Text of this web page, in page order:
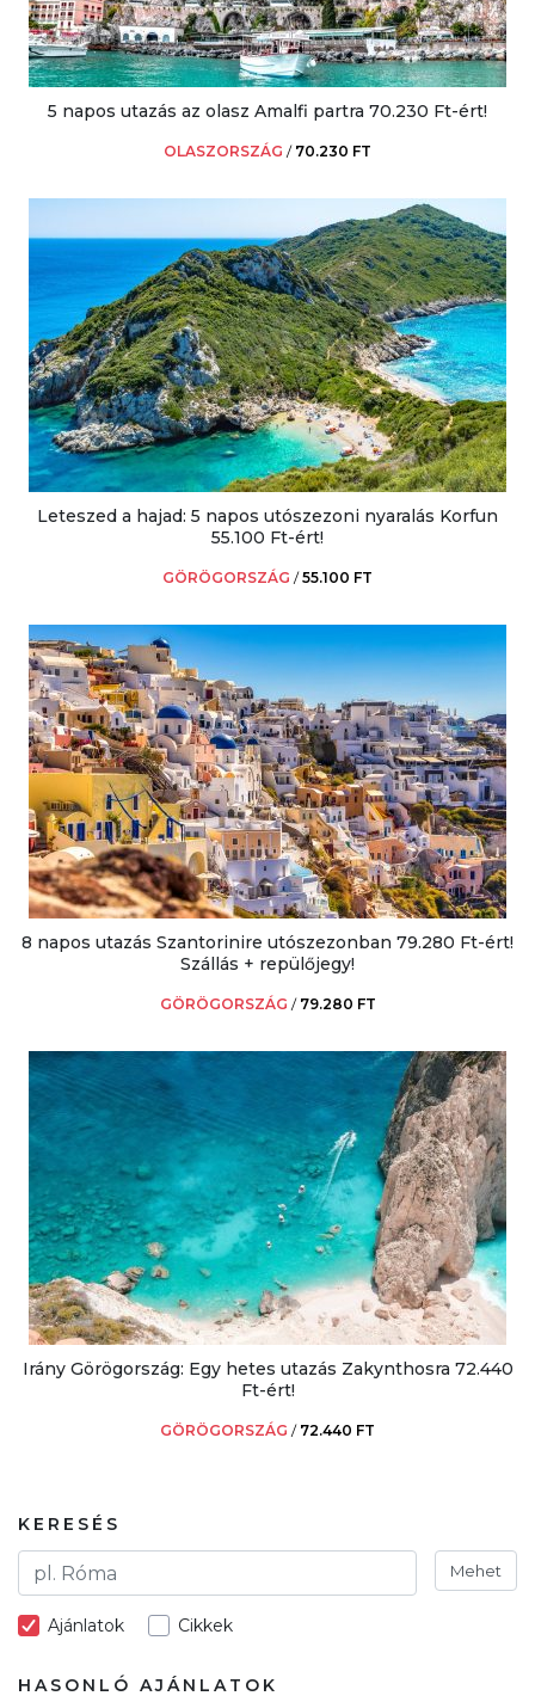
5 napos utazás az olasz Amalfi partra 70.230 Ft-ért!
OLASZORSZÁG / 70.230 FT
Leteszed a hajad: 5 napos utószezoni nyaralás Korfun
55.100 Ft-ért!
GÖRÖGORSZÁG /55.100 FT
8 napos utazás Szantorinire utószezonban 79.280 Ft-ért!
Szállás + repülőjegy!
GÖRÖGORSZÁG / 79.280 FT
Irány Görögország: Egy hetes utazás Zakynthosra 72.440
Ft-ért!
GÖRÖGORSZÁG / 72.440 FT
KERESÉS
Mehet
Ajánlatok Cikkek
HASONLÓ AJÁNLATOK